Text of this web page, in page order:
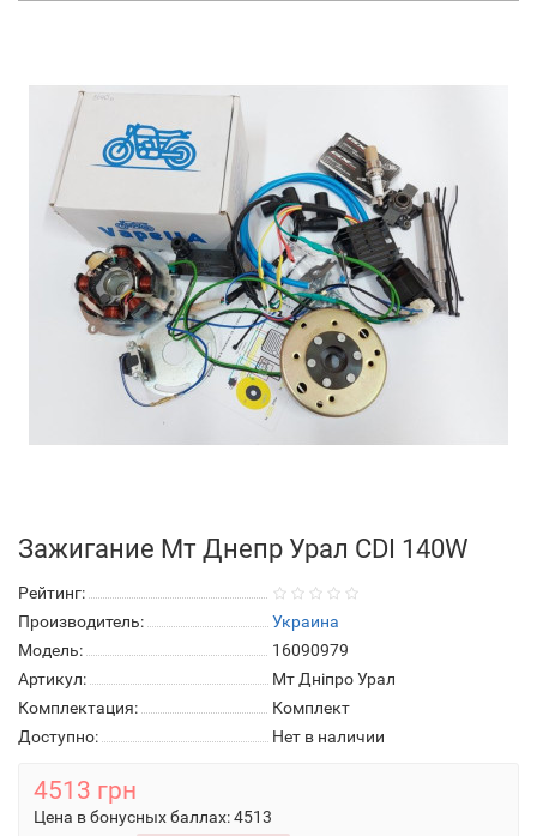
Зажигание Мт Днепр Урал СDI 140W
Рейтинг:
Производитель:
Украина
Модель:
16090979
Артикул:
Мт Дніпро Урал
Комплектация:
Комплект
Доступно:
Нет в наличии
4513 грн
Цена в бонусных баллах:4513